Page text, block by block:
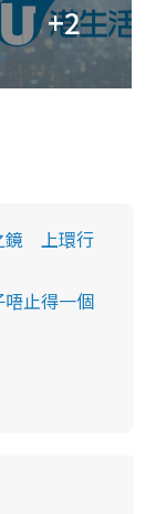
+2
鏡 上環行
止得一個